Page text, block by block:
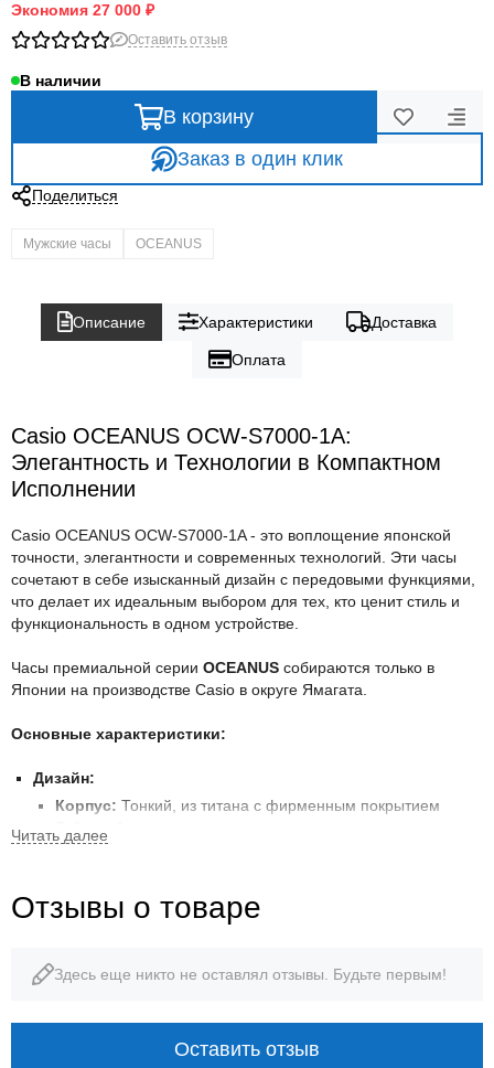
Экономия 27 000 ₽
Оставить отзыв
В наличии
В корзину
Заказ в один клик
Поделиться
Мужские часы OCEANUS
Описание Характеристики Доставка
Оплата
Casio OCEANUS OCW-S7000-1A:
Элегантность и Технологии в Компактном
Исполнении
Casio OCEANUS OCW-S7000-1A - это воплощение японской
точности, элегантности и современных технологий. Эти часы
сочетают в себе изысканный дизайн с передовыми функциями,
что делает их идеальным выбором для тех, кто ценит стиль и
функциональность в одном устройстве.
Часы премиальной серии OCEANUS собираются только в
Японии на производстве Casio в округе Ямагата.
Основные характеристики:
Дизайн:
Корпус: Тонкий, из титана с фирменным покрытием
поверхности и долговечность.
подчеркивает лаконичный дизайн часов. Может быть с
полировкой или с использованием разных цветовых
Циферблат: Многослойный циферблат, часто
Отзывы о товаре
Здесь еще никто не оставлял отзывы. Будьте первым!
Оставить отзыв